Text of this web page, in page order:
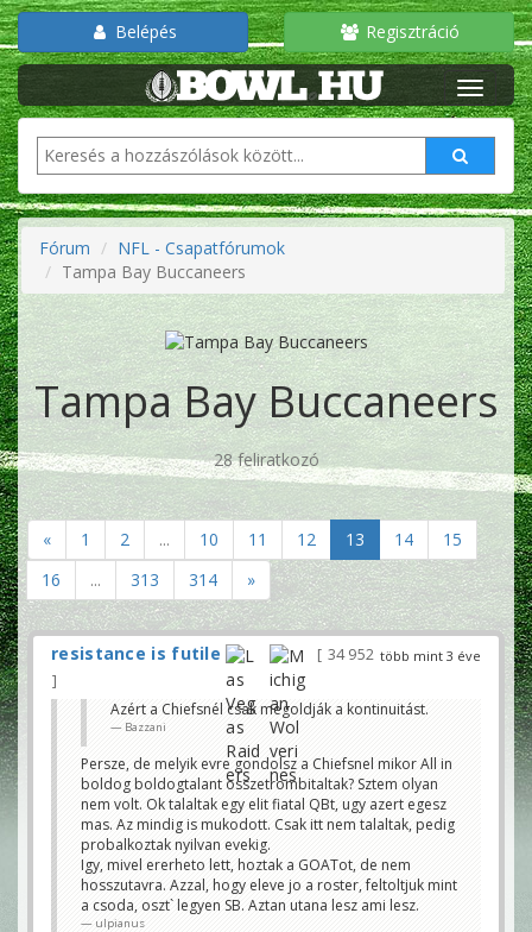
Belépés Regisztráció
Fórum
NFL - Csapatfórumok
Tampa Bay Buccaneers
Tampa Bay Buccaneers
28 feliratkozó
« 1 2 ... 10 11 12 13 14
15
16
... 313 314 »
több mint 3 éve
resistance is futile 34 952
Azért a Chiefsnél csak megoldják a kontinuitást.
Bazzani
Persze, de melyik evre gondolsz a Chiefsnel mikor All in
boldog boldogtalant osszetrombitaltak? Sztem olyan
nem volt. Ok talaltak egy elit fiatal QBt, ugy azert egesz
mas. Az mindig is mukodott. Csak itt nem talaltak, pedig
probalkoztak nyilvan evekig.
Igy, mivel ererheto lett, hoztak a GOATot, de nem
hosszutavra. Azzal, hogy eleve jo a roster, feltoltjuk mint
a csoda, oszt` legyen SB. Aztan utana lesz ami lesz.
ulpianus